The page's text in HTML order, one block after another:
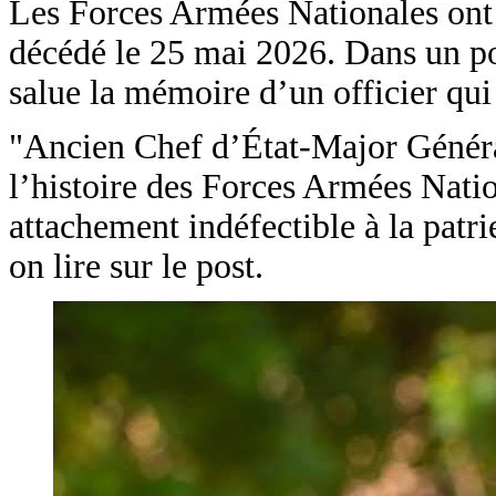
‎Les Forces Armées Nationales
décédé le 25 mai 2026. Dans un
salue la mémoire d’un officier
‎"Ancien Chef d’État-Major
l’histoire des Forces Armées
attachement indéfectible à la
on lire sur le post.